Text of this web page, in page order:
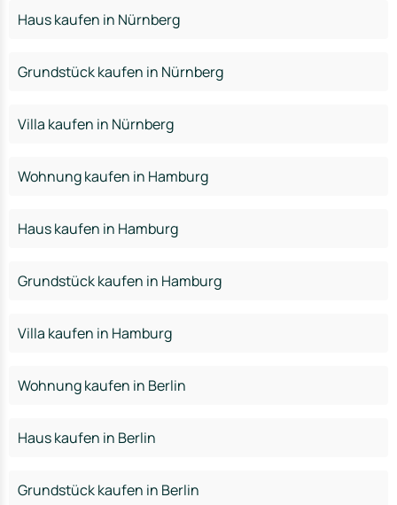
Haus kaufen in Nürnberg
Grundstück kaufen in Nürnberg
Villa kaufen in Nürnberg
Wohnung kaufen in Hamburg
Haus kaufen in Hamburg
Grundstück kaufen in Hamburg
Villa kaufen in Hamburg
Wohnung kaufen in Berlin
Haus kaufen in Berlin
Grundstück kaufen in Berlin